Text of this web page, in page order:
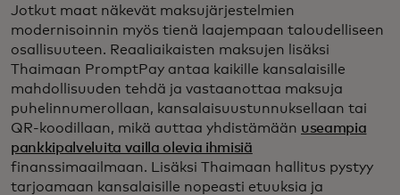
Jotkut maat näkevät maksujärjestelmien
modernisoinnin myös tienä laajempaan taloudelliseen
osallisuuteen. Reaaliaikaisten maksujen lisäksi
Thaimaan PromptPay antaa kaikille kansalaisille
mahdollisuuden tehdä ja vastaanottaa maksuja
puhelinnumerollaan, kansalaisuustunnuksellaan tai
QR-koodillaan, mikä auttaa yhdistämään useampia
pankkipalveluita vailla olevia ihmisiä
finanssimaailmaan. Lisäksi Thaimaan hallitus pystyy
tarjoamaan kansalaisille nopeasti etuuksia ja